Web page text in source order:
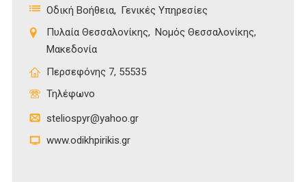
Οδική Βοήθεια
Γενικές Υπηρεσίες
Πυλαία Θεσσαλονίκης
Νομός Θεσσαλονίκης
Μακεδονία
Περσεφόνης 7, 55535
Τηλέφωνο
steliospyr@yahoo.gr
www.odikhpirikis.gr